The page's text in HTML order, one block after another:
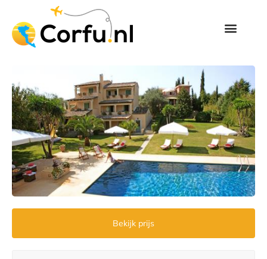
Bekijk prijs